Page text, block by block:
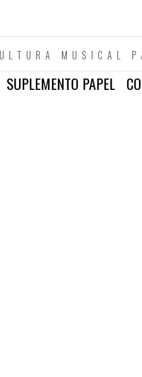
MUSICAL
SUPLEMENTO PAPEL